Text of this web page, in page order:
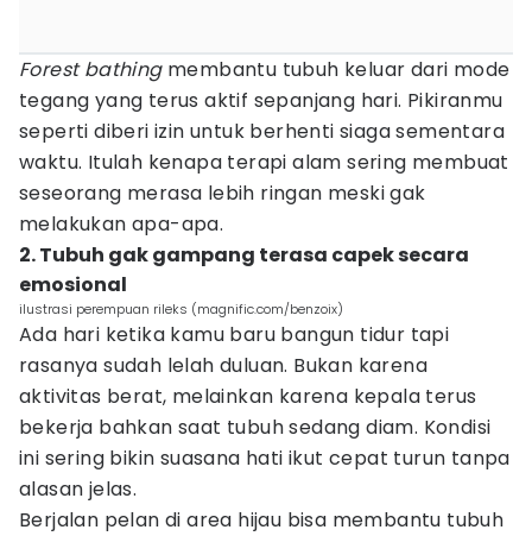
Forest bathingmembantu tubuh keluar dari mode
tegang yang terus aktif sepanjang hari. Pikiranmu
seperti diberi izin untuk berhenti siaga sementara
waktu. Itulah kenapa terapi alam sering membuat
seseorang merasa lebih ringan meski gak
melakukan apa-apa.
2. Tubuh gak gampang terasa capek secara
emosional
ilustrasi perempuan rileks (magnific.com/benzoix)
Ada hari ketika kamu baru bangun tidur tapi
rasanya sudah lelah duluan. Bukan karena
aktivitas berat, melainkan karena kepala terus
bekerja bahkan saat tubuh sedang diam. Kondisi
ini sering bikin suasana hati ikut cepat turun tanpa
alasan jelas.
Berjalan pelan di area hijau bisa membantu tubuh